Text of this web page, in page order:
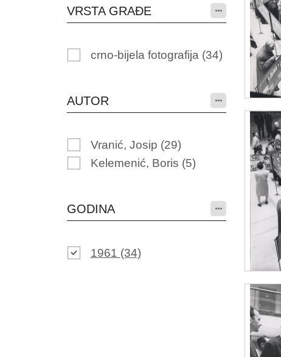
VRSTA GRAĐE
crno-bijela fotografija (34)
AUTOR
Vranić, Josip (29)
Kelemenić, Boris (5)
GODINA
1961 (34)